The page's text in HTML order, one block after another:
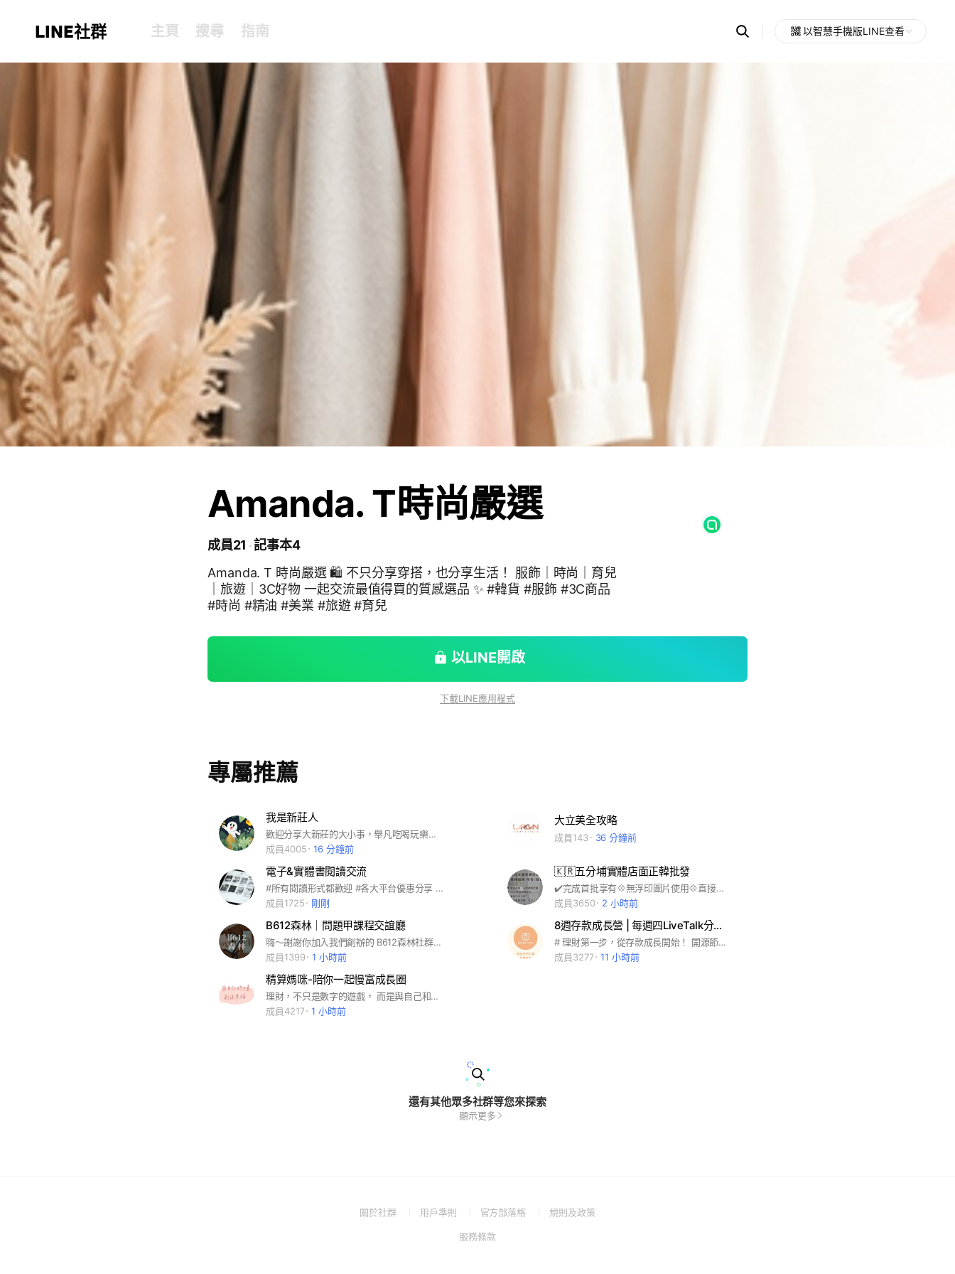
LINE社群 主頁 搜尋 指南 Search
OpenChats
messages
search
以智慧手機版LINE查看
Amanda. T時尚嚴選
成員21 記事本4
Amanda. T 時尚嚴選 🛍️ 不只分享穿搭，也分享生活！ 服飾｜時尚｜育兒
｜旅遊｜3C好物 一起交流最值得買的質感選品 ✨ #韓貨 #服飾 #3C商品
#時尚 #精油 #美業 #旅遊 #育兒
以LINE開啟
下載LINE應用程式
專屬推薦
我是新莊人
歡迎分享大新莊的大小事，舉凡吃喝玩樂都可以喔！
成員4005
16 分鐘前
大立美全攻略
成員143 36 分鐘前
電子&實體書閱讀交流
#所有閱讀形式都歡迎 #各大平台優惠分享 #讀墨Readmoo #Kobo樂天 #Kindle亞馬遜 #Hyread #小草MobiScribe # 分享好書 #活動討論 #勿推銷
成員1725
剛剛
🇰🇷五分埔實體店面正韓批發
✔️完成首批享有💠無浮印圖片使用💠直接看批價💠新款商品天天上新💠穩定到貨💠提供尺寸文案介紹💠天天上熱賣款♥️歡迎完成首批✏️專人服務line搜尋@opium168 🤍#五分埔批發#正韓#正韓服飾#批發#韓國批發#韓國#韓國女裝#韓國連線#韓國代購#東大門#韓國東大門#東大門代購#韓國東大門實拍#衣服#韓國衣服#衣服搭配#衣服代購#韓國彩妝#韓國保養#韓國精品#韓國代購
成員3650
2 小時前
B612森林｜問題甲課程交誼廳
嗨～謝謝你加入我們創辦的 B612森林社群！ 我們專注在美業教學與問題指甲照護，希望透過專業與分享，陪你打造理想的工作與生活方式。 這裡會不定期分享討論、活動提醒， 還有課程的第一手通知，歡迎一起交流！
成員1399
1 小時前
8週存款成長營 | 每週四LiveTalk分享存錢記帳小技巧
# 理財第一步，從存款成長開始！ 開源節流💰是根本，開源在努力，但記帳總是難持續❓ 記流水帳、每一項支出都感覺是必須，找不到節流的方法❓ 本群由40+位家庭財務規劃師陪伴您8週，跟著每日、每週課表行動，存款成長好簡單！ ⭕️本群主要討論存錢、省錢及記帳方法，歡迎分享您的改變與覺察 ⭕️喜歡群內互動請為我們大力推薦！身邊有聊得上財務的朋友，可幫助你一直在此領域學習與思考，找到合適自己的理財
成員3277
11 小時前
精算媽咪-陪你一起慢富成長圈
理財，不只是數字的遊戲， 而是與自己和生活的關係練習。 在這裡，我們相信…. 「慢富」是一種選擇，不是速度。 它代表著穩定、覺察、與信任： 💕穩定金錢流向，讓生活更安心。 💕覺察情緒與習慣，找到金錢的意義。 💕信任時間的力量，一點一滴長出富足。 我們陪你從日常開始， 練習金錢、時間與能量的管理， 用行動培養「富的底氣」， 打造真正能持續的理財好習慣。 📅 好習慣任務｜共學主題｜慢富行動 🌿 讓金錢成為支持生活的力量，而不是壓力的來源。
成員4217
1 小時前
還有其他眾多社群等您來探索
顯示更多
關於社群
(Open用戶準則
(Open
a
官方部落格
(Open規則及政策(Open
服務條款(Open